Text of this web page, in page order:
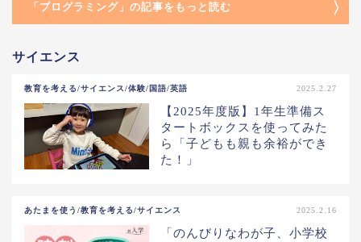
「プログラミング」の記事をもっと読む
サイエンス
教育を考える/サイエンス/体験/国語/英語 2025.2.27
【2025年度版】1年生準備ス
タートボックスを使ってみた
ら「子どもも親も余裕ができ
た！」
あたまを使う/教育を考える/サイエンス 2025.2.16
「のんびりなわが子、小学校